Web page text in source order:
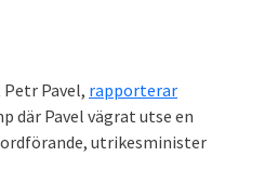
Pavel, rapporterar
där Pavel vägrat utse en
utrikesminister